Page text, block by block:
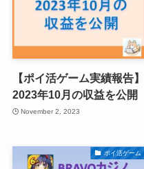
【ポイ活ゲーム実績報告】
2023年10月の収益を公開
November 2, 2023
ポイ活ゲーム